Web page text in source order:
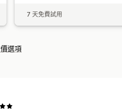
7 天免費試用
選項